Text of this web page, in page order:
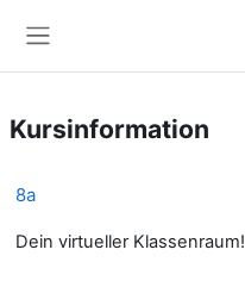
Kursinformation
8a
Dein virtueller Klassenraum!